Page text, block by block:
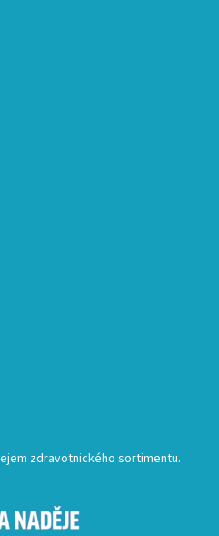
zdravotnického sortimentu.